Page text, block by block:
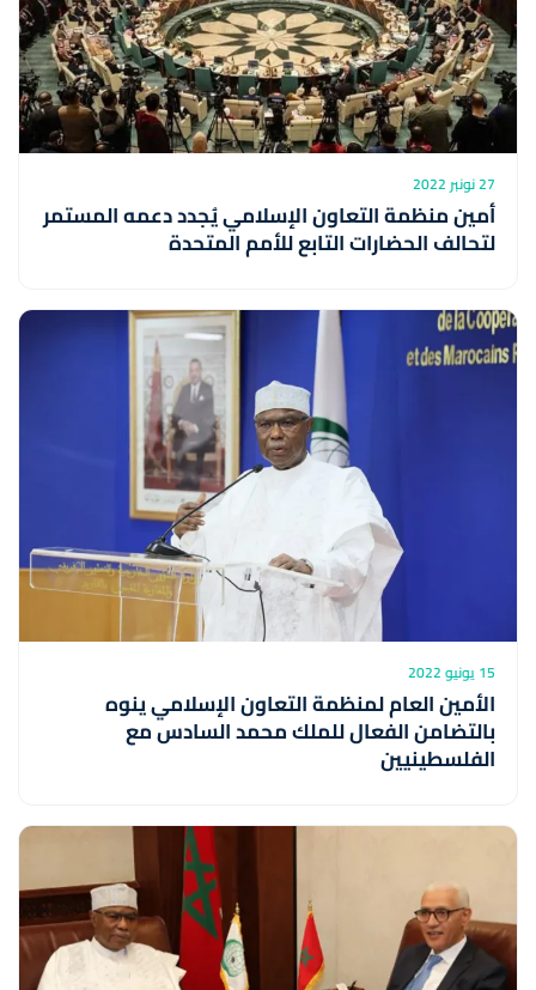
27 نونبر 2022
أمين منظمة التعاون الإسلامي يُجدد دعمه المستمر
لتحالف الحضارات التابع للأمم المتحدة
15 يونيو 2022
الأمين العام لمنظمة التعاون الإسلامي ينوه
بالتضامن الفعال للملك محمد السادس مع
الفلسطينيين